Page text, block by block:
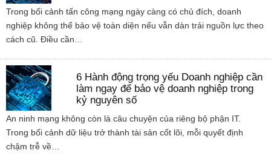
Trong bối cảnh tấn công mạng ngày càng có chủ đích, doanh
nghiệp không thể bảo vệ toàn diện nếu vẫn dàn trải nguồn lực theo
cách cũ. Điều cần…
6 Hành động trọng yếu Doanh nghiệp cần
làm ngay để bảo vệ doanh nghiệp trong
kỷ nguyên số
An ninh mạng không còn là câu chuyện của riêng bộ phận IT.
Trong bối cảnh dữ liệu trở thành tài sản cốt lõi, mỗi quyết định
chậm trễ về…